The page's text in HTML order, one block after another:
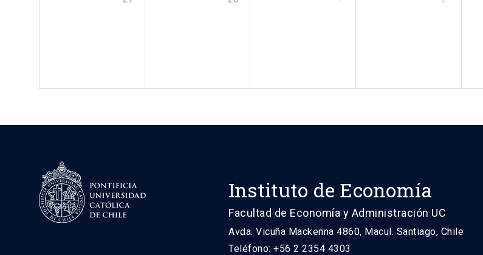
Instituto de Economía
Facultad de Economía y Administración UC
Avda. Vicuña Mackenna 4860, Macul. Santiago, Chile
Teléfono: +56 2 2354 4303